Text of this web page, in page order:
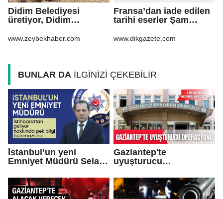
Didim Belediyesi
üretiyor, Didim
www.zeybekhaber.com
Fransa’dan iade edilen
tarihi eserler Şam
www.dikgazete.com
BUNLAR DA İLGİNİZİ ÇEKEBİLİR
İstanbul’un yeni
Emniyet Müdürü Selami
Gaziantep'te
uyuşturucu
tutuklama